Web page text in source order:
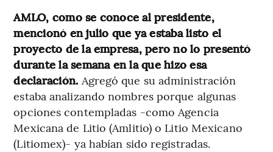
AMLO, como se conoce al presidente,
mencionó en julio que ya estaba listo el
proyecto de la empresa, pero no lo presentó
durante la semana en la que hizo esa
declaración. Agregó que su administración
estaba analizando nombres porque algunas
opciones contempladas -como Agencia
Mexicana de Litio (Amlitio) o Litio Mexicano
(Litiomex)- ya habían sido registradas.